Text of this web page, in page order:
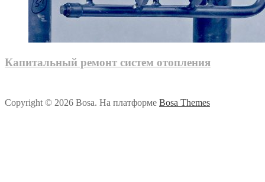
Капитальный ремонт систем отопления
Copyright © 2026 Bosa. На платформе Bosa Themes